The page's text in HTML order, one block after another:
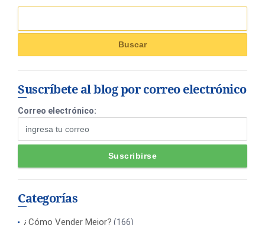
Suscríbete al blog por correo electrónico
Correo electrónico:
Categorías
¿Cómo Vender Mejor? (166)